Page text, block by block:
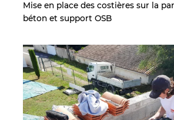
Mise en place des costières sur la
béton et support OSB